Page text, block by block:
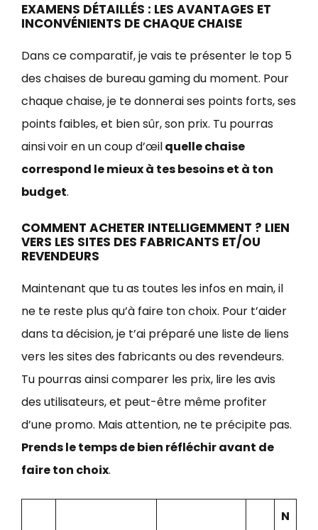
EXAMENS DÉTAILLÉS : LES AVANTAGES ET
INCONVÉNIENTS DE CHAQUE CHAISE
Dans ce comparatif, je vais te présenter le top 5
des chaises de bureau gaming du moment. Pour
chaque chaise, je te donnerai ses points forts, ses
points faibles, et bien sûr, son prix. Tu pourras
ainsivoir en un coup d’œilquelle chaise
correspond le mieux à tes besoins et à ton
budget.
COMMENT ACHETER INTELLIGEMMENT ? LIEN
VERS LES SITES DES FABRICANTS ET/OU
REVENDEURS
Maintenant que tu as toutes les infos en main, il
ne te reste plus qu’à faire ton choix. Pour t’aider
dans ta décision, je t’ai préparé une liste de liens
vers les sites des fabricants ou des revendeurs.
Tu pourras ainsi comparer les prix, lire les avis
des utilisateurs, et peut-être même profiter
d’une promo. Mais attention, ne te précipite pas.
Prends le temps de bien réfléchir avant de
faire ton choix.
N